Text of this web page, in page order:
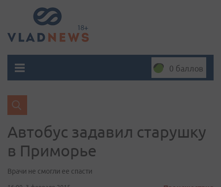
0 баллов
Автобус задавил старушку
в Приморье
Врачи не смогли ее спасти